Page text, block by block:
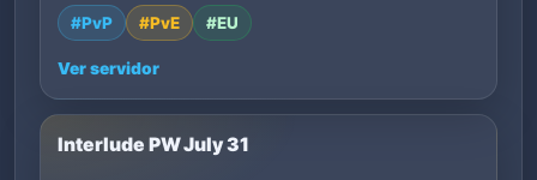
#PvP #PvE #EU
Ver servidor
Interlude PW July 31